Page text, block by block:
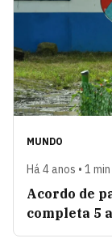
MUNDO
Há 4 anos • 1
Acordo de
completa 5